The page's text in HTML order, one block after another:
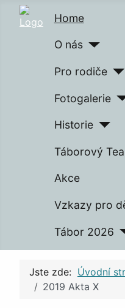
Home
O nás
Pro rodiče
Fotogalerie
Historie
Táborový
Akce
Vzkazy pro
Tábor 2026
Jste zde: Úvodní
2019 Akta X